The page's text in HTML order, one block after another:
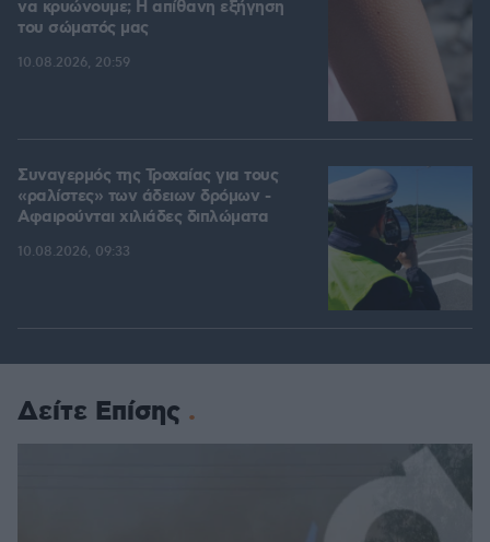
να κρυώνουμε; Η απίθανη εξήγηση
του σώματός μας
10.08.2026, 20:59
Συναγερμός της Τροχαίας για τους
«ραλίστες» των άδειων δρόμων -
Αφαιρούνται χιλιάδες διπλώματα
10.08.2026, 09:33
Δείτε Επίσης